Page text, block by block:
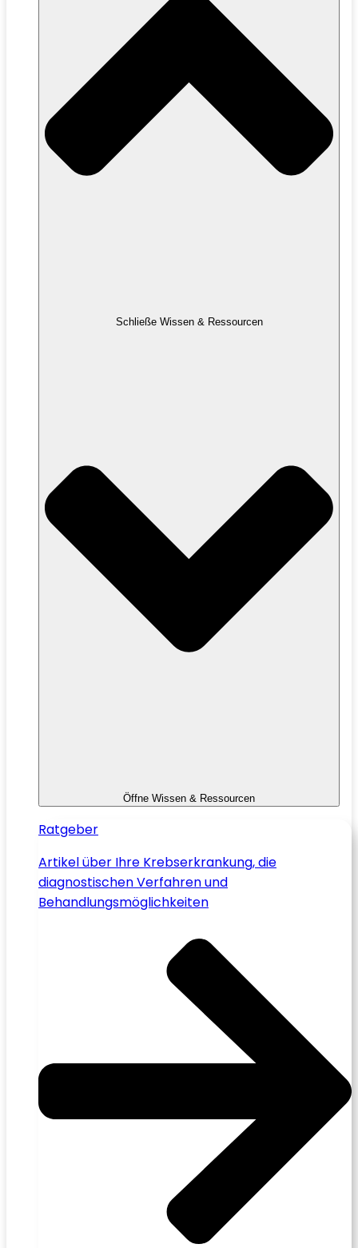
Schließe Wissen & Ressourcen
Öffne Wissen & Ressourcen
Ratgeber
Artikel über Ihre Krebserkrankung, die
diagnostischen Verfahren und
Behandlungsmöglichkeiten